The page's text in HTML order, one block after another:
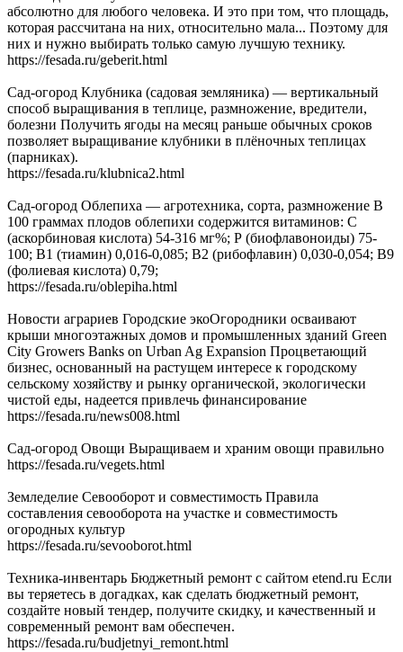
абсолютно для любого человека. И это при том, что площадь,
которая рассчитана на них, относительно мала... Поэтому для
них и нужно выбирать только самую лучшую технику.
https://fesada.ru/geberit.html
Сад-огород Клубника (садовая земляника) — вертикальный
способ выращивания в теплице, размножение, вредители,
болезни Получить ягоды на месяц раньше обычных сроков
позволяет выращивание клубники в плёночных теплицах
(парниках).
https://fesada.ru/klubnica2.html
Сад-огород Облепиха — агротехника, сорта, размножение В
100 граммах плодов облепихи содержится витаминов: С
(аскорбиновая кислота) 54-316 мг%; Р (биофлавоноиды) 75-
100; В1 (тиамин) 0,016-0,085; В2 (рибофлавин) 0,030-0,054; В9
(фолиевая кислота) 0,79;
https://fesada.ru/oblepiha.html
Новости аграриев Городские экоОгородники осваивают
крыши многоэтажных домов и промышленных зданий Green
City Growers Banks on Urban Ag Expansion Процветающий
бизнес, основанный на растущем интересе к городскому
сельскому хозяйству и рынку органической, экологически
чистой еды, надеется привлечь финансирование
https://fesada.ru/news008.html
Сад-огород Овощи Выращиваем и храним овощи правильно
https://fesada.ru/vegets.html
Земледелие Севооборот и совместимость Правила
составления севооборота на участке и совместимость
огородных культур
https://fesada.ru/sevooborot.html
Техника-инвентарь Бюджетный ремонт с сайтом etend.ru Если
вы теряетесь в догадках, как сделать бюджетный ремонт,
создайте новый тендер, получите скидку, и качественный и
современный ремонт вам обеспечен.
https://fesada.ru/budjetnyi_remont.html